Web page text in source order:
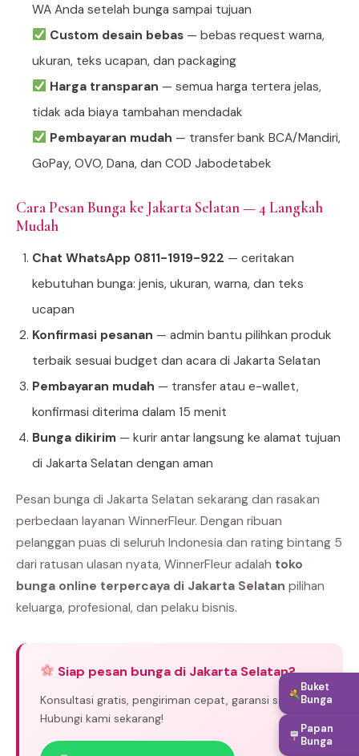
WA Anda setelah bunga sampai tujuan
Custom desain bebas— bebas request warna,
ukuran, teks ucapan, dan packaging
Harga transparan — semua harga tertera jelas,
tidak ada biaya tambahan mendadak
Pembayaran mudah — transfer bank BCA/Mandiri,
GoPay, OVO, Dana, dan COD Jabodetabek
Cara Pesan Bunga ke Jakarta Selatan — 4 Langkah
Mudah
Chat WhatsApp 0811-1919-922 — ceritakan
kebutuhan bunga: jenis, ukuran, warna, dan teks
ucapan
Konfirmasi pesanan — admin bantu pilihkan produk
terbaik sesuai budget dan acara di Jakarta Selatan
Pembayaran mudah — transfer atau e-wallet,
konfirmasi diterima dalam 15 menit
Bunga dikirim — kurir antar langsung ke alamat tujuan
di Jakarta Selatan dengan aman
Pesan bunga di Jakarta Selatan sekarang dan rasakan
perbedaan layanan WinnerFleur. Dengan ribuan
pelanggan puas di seluruh Indonesia dan rating bintang 5
dari ratusan ulasan nyata, WinnerFleur adalah toko
bunga online terpercaya di Jakarta Selatan pilihan
keluarga, profesional, dan pelaku bisnis.
Siap pesan bunga di Jakarta Selatan?
Konsultasi gratis, pengiriman cepat, garansi segar.
Hubungi kami sekarang!
Buket
Bunga
Papan
Bunga